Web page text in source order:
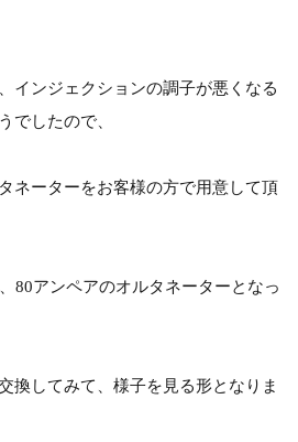
インジェクションの調子が悪くなる
でしたので、
ネーターをお客様の方で用意して頂
80アンペアのオルタネーターとなっ
換してみて、様子を見る形となりま